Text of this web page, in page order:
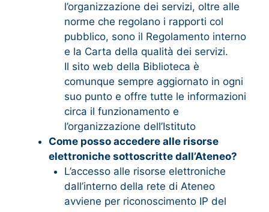
l’organizzazione dei servizi, oltre alle
norme che regolano i rapporti col
pubblico, sono il Regolamento interno
e la Carta della qualità dei servizi.
Il sito web della Biblioteca è
comunque sempre aggiornato in ogni
suo punto e offre tutte le informazioni
circa il funzionamento e
l’organizzazione dell’Istituto
Come posso accedere alle risorse
elettroniche sottoscritte dall’Ateneo?
L’accesso alle risorse elettroniche
dall’interno della rete di Ateneo
avviene per riconoscimento IP del